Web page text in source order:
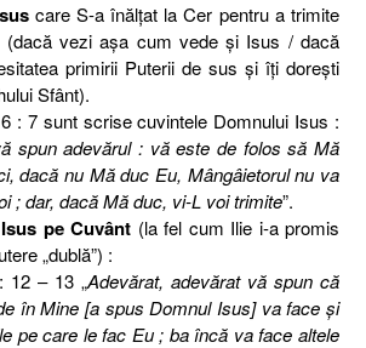
care S-a înălţat la Cer pentru a trimite
(dacă vezi aşa cum vede şi Isus / dacă
primirii Puterii de sus şi îţi doreşti
Sfânt).
: 7 sunt scrise cuvintele Domnului Isus :
spun adevărul : vă este de folos să Mă
dacă nu Mă duc Eu, Mângâietorul nu va
; dar, dacă Mă duc, vi-L voi trimite”.
pe Cuvânt (la fel cum Ilie i-a promis
„dublă”) :
12 – 13 „Adevărat, adevărat vă spun că
în Mine [a spus Domnul Isus] va face şi
pe care le fac Eu ; ba încă va face altele